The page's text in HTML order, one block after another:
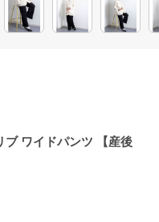
ブ ワイドパンツ 【産後